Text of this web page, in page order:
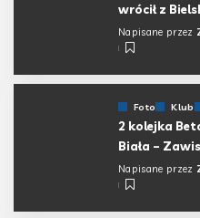
wrócił z
Napisane przez
Foto Klub
2 kolejka
Biała –
Napisane przez